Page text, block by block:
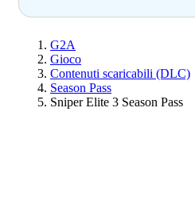
G2A
Gioco
Contenuti scaricabili (DLC)
Season Pass
Sniper Elite 3 Season Pass